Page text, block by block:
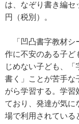
は、なぞり書き編セ
円（税別）。
「凹凸書字教材シ
作に不安のある子ど
じめない子ども、
書く」ことが苦手な
がら学習する。学習
ており、発達が気に
場で利用されている